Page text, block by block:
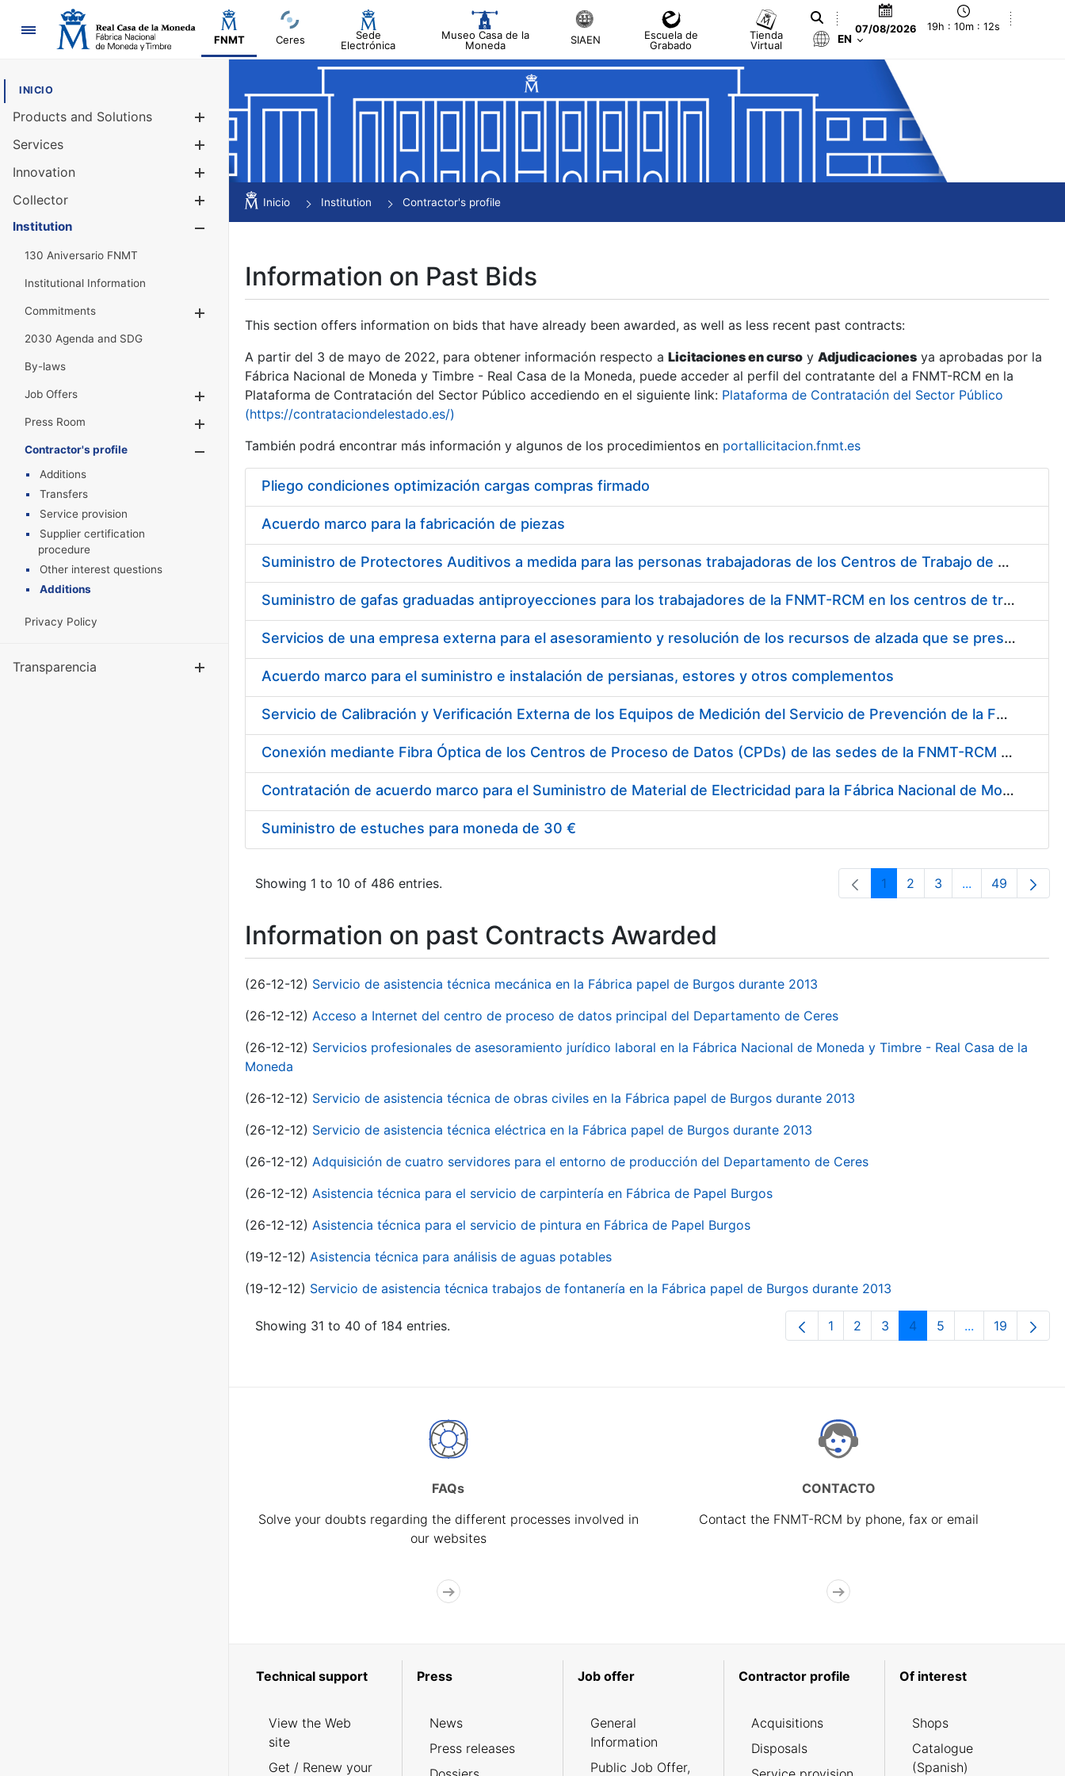
Navigation
FNMT Ceres
Sede
Electrónica
Museo Casa de la
Moneda
SIAEN
Escuela de
Grabado
Tienda
Virtual
07/08/2026 19h : 10m : 13s
EN
INICIO
Products and Solutions
Services
Innovation
Collector
Show/Hide
Institution
130 Aniversario FNMT
Institutional Information
Commitments
2030 Agenda and SDG
By-laws
Job Offers
Show/Hide
Press Room
Show/Hide
Contractor's profile
Show/Hide
Additions
Transfers
Service provision
Supplier certification
procedure
Other interest questions
Additions
Privacy Policy
Transparencia Show/Hide
Inicio Institution Contractor's profile
Information on Past Bids
This section offers information on bids that have already been awarded, as well as less recent past contracts:
A partir del 3 de mayo de 2022, para obtener información respecto a Licitaciones en curso y Adjudicaciones ya aprobadas por la
Fábrica Nacional de Moneda y Timbre - Real Casa de la Moneda, puede acceder al perfil del contratante del a FNMT-RCM en la
Plataforma de Contratación del Sector Público accediendo en el siguiente link: Plataforma de Contratación del Sector Público
(https://contrataciondelestado.es/)
También podrá encontrar más información y algunos de los procedimientos en portallicitacion.fnmt.es
Pliego condiciones optimización cargas compras firmado
Acuerdo marco para la fabricación de piezas
Suministro de Protectores Auditivos a medida para las personas trabajadoras de los Centros de Trabajo de Madrid y Burgos
Suministro de gafas graduadas antiproyecciones para los trabajadores de la FNMT-RCM en los centros de trabajo de Madrid y Burgos
Servicios de una empresa externa para el asesoramiento y resolución de los recursos de alzada que se presentan relacionados con procesos de selección para la FNMT-RCM
Acuerdo marco para el suministro e instalación de persianas, estores y otros complementos
Servicio de Calibración y Verificación Externa de los Equipos de Medición del Servicio de Prevención de la FNMT-RCM
Conexión mediante Fibra Óptica de los Centros de Proceso de Datos (CPDs) de las sedes de la FNMT-RCM de Burgos y Madrid
Contratación de acuerdo marco para el Suministro de Material de Electricidad para la Fábrica Nacional de Moneda y Timbre-Real Casa de la Moneda en su centro de trabajo de Burgos
Suministro de estuches para moneda de 30 €
Showing 1 to 10 of 486 entries. Page
1 Page
2 Page
3 ...Intermediate
Page
49
Information on past Contracts Awarded
(26-12-12) Servicio de asistencia técnica mecánica en la Fábrica papel de Burgos durante 2013
(26-12-12) Acceso a Internet del centro de proceso de datos principal del Departamento de Ceres
(26-12-12) Servicios profesionales de asesoramiento jurídico laboral en la Fábrica Nacional de Moneda y Timbre - Real Casa de la
Moneda
(26-12-12) Servicio de asistencia técnica de obras civiles en la Fábrica papel de Burgos durante 2013
(26-12-12) Servicio de asistencia técnica eléctrica en la Fábrica papel de Burgos durante 2013
(26-12-12) Adquisición de cuatro servidores para el entorno de producción del Departamento de Ceres
(26-12-12) Asistencia técnica para el servicio de carpintería en Fábrica de Papel Burgos
(26-12-12) Asistencia técnica para el servicio de pintura en Fábrica de Papel Burgos
(19-12-12) Asistencia técnica para análisis de aguas potables
(19-12-12) Servicio de asistencia técnica trabajos de fontanería en la Fábrica papel de Burgos durante 2013
Showing 31 to 40 of 184 entries. Page
1 Page
2 Page
3 Page
4 Page
5 ...Intermediate
Page
19
FAQs
Solve your doubts regarding the different processes involved in
our websites
CONTACTO
Contact the FNMT-RCM by phone, fax or email
Technical support
View the Web
site
Get / Renew your
Press
News
Press releases
Job offer
General
Information
Public Job Offer,
Contractor profile
Acquisitions
Disposals
Of interest
Shops
Catalogue
(Spanish)